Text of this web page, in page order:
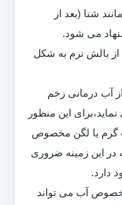
شنا (بعد از
می شود.
بالش نرم به شکل
آب درمانی زخم
این منظور
گرم یا لگن مخصوص
در این زمینه ضروری
دارد.
آب می تواند